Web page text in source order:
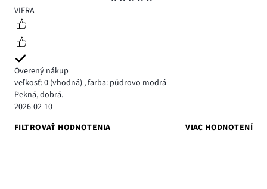
5
VIERA
Overený nákup
veľkosť: 0 (vhodná) ,farba: púdrovo modrá
Pekná, dobrá.
2026-02-10
FILTROVAŤ HODNOTENIA
VIAC HODNOTENÍ